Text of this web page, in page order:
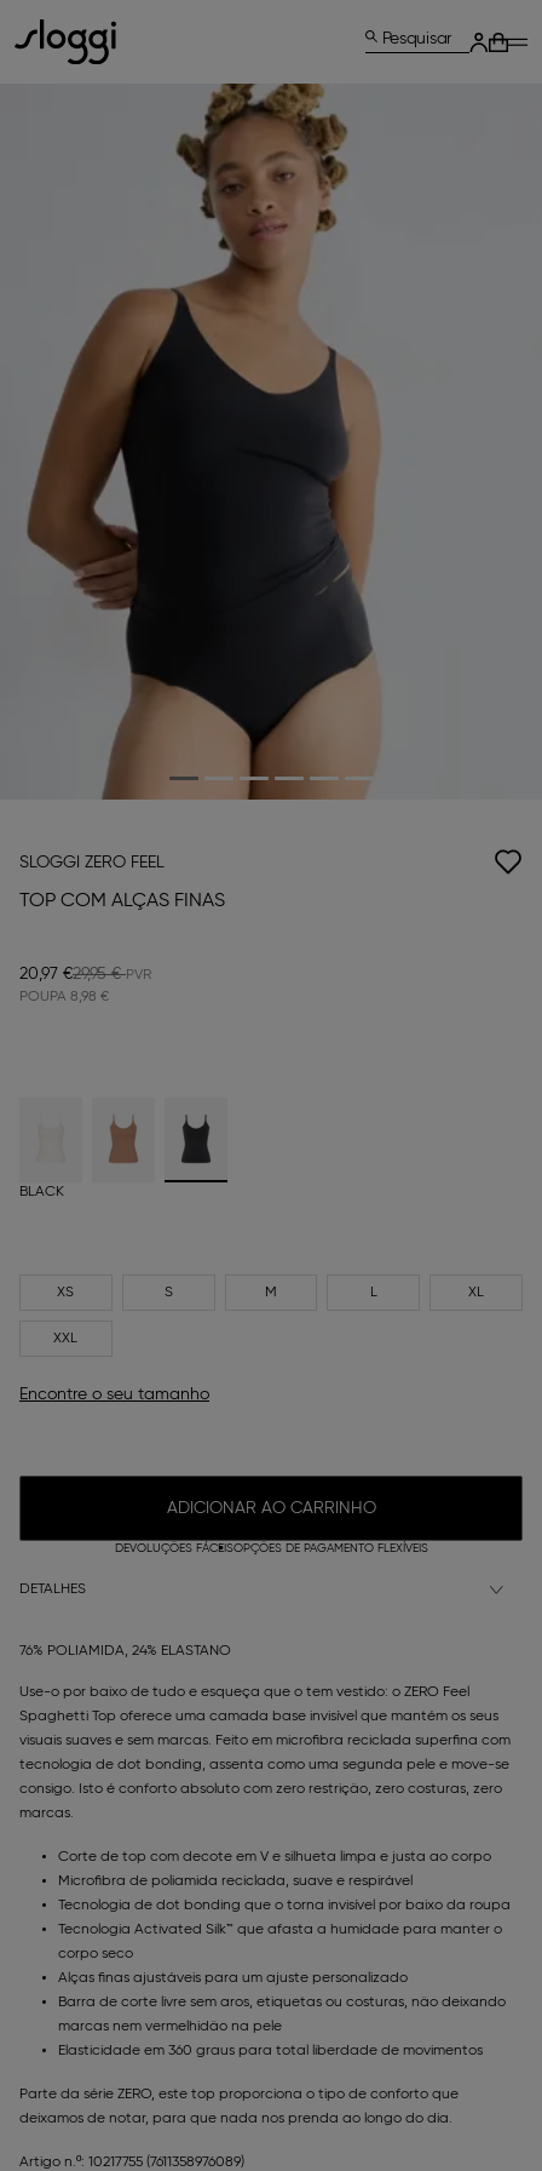
Pesquisar
SLOGGI ZERO FEEL
TOP COM ALÇAS FINAS
20,97 €29,95 €
POUPA 8,98 €
BLACK
XS S M L XL
XXL
Encontre o seu tamanho
ADICIONAR AO CARRINHO
DEVOLUÇÕES FÁCEISOPÇÕES DE PAGAMENTO FLEXÍVEIS
DETALHES
76% POLIAMIDA, 24% ELASTANO
Use-o por baixo de tudo e esqueça que o tem vestido: o ZERO Feel
Spaghetti Top oferece uma camada base invisível que mantém os seus
visuais suaves e sem marcas. Feito em microfibra reciclada superfina com
tecnologia de dot bonding, assenta como uma segunda pele e move-se
consigo. Isto é conforto absoluto com zero restrição, zero costuras, zero
marcas.
Corte de top com decote em V e silhueta limpa e justa ao corpo
Microfibra de poliamida reciclada, suave e respirável
Tecnologia de dot bonding que o torna invisível por baixo da roupa
Tecnologia Activated Silk™ que afasta a humidade para manter o
corpo seco
Alças finas ajustáveis para um ajuste personalizado
Barra de corte livre sem aros, etiquetas ou costuras, não deixando
marcas nem vermelhidão na pele
Elasticidade em 360 graus para total liberdade de movimentos
Parte da série ZERO, este top proporciona o tipo de conforto que
deixamos de notar, para que nada nos prenda ao longo do dia.
Artigo n.º: 10217755 (7611358976089)